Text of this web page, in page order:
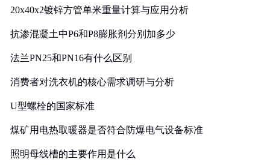
20x40x2镀锌方管单米重量计算与应用分析
抗渗混凝土中P6和P8膨胀剂分别加多少
法兰PN25和PN16有什么区别
消费者对洗衣机的核心需求调研与分析
U型螺栓的国家标准
煤矿用电热取暖器是否符合防爆电气设备标准
照明母线槽的主要作用是什么